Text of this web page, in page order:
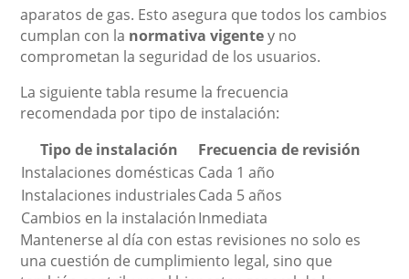
aparatos de gas. Esto asegura que todos los cambios
cumplan con la normativa vigentey no
comprometan la seguridad de los usuarios.
La siguiente tabla resume la frecuencia
recomendada por tipo de instalación:
Tipo de instalación
Frecuencia de revisión
Instalaciones domésticas Cada 1 año
Instalaciones industrialesCada 5 años
Cambios en la instalaciónInmediata
Mantenerse al día con estas revisiones no solo es
una cuestión de cumplimiento legal, sino que